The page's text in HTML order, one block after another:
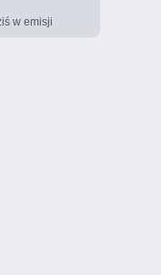
w emisji